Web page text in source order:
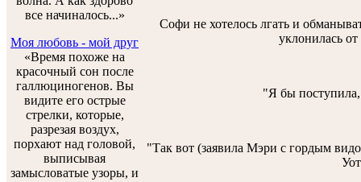
все начиналось...»
Моя любовь - мой друг
«Время похоже на
красочный сон после
галлюциногенов. Вы
видите его острые
стрелки, которые,
разрезая воздух,
порхают над головой,
выписывая
замысловатые узоры, и
Софи не хотелось лгать и
уклонилась
"Я бы
"Так вот (заявила Мэри с гордым